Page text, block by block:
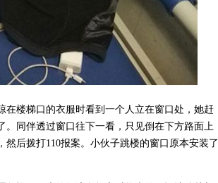
楼梯口的衣服时看到一个人立在窗口处，她赶
。同伴透过窗口往下一看，只见倒在下方路面上
后拨打110报案。小伙子跳楼的窗口原本安装了